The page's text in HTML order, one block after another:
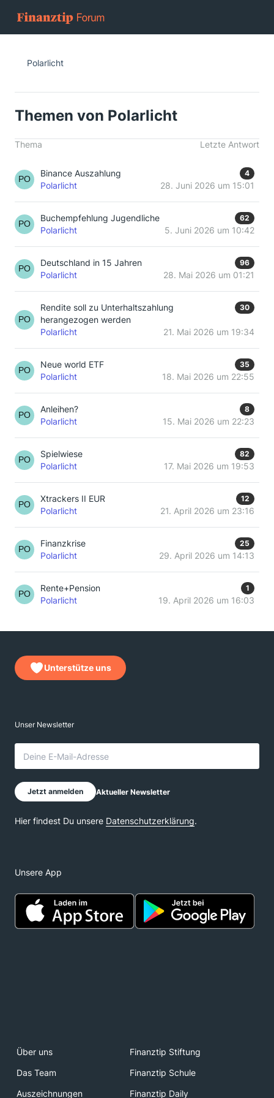
Polarlicht
Themen von Polarlicht
Thema Letzte Antwort
Binance Auszahlung 4
Polarlicht 28. Juni 2026 um 15:01
Buchempfehlung Jugendliche 62
Polarlicht 5. Juni 2026 um 10:42
Deutschland in 15 Jahren 96
Polarlicht 28. Mai 2026 um 01:21
Rendite soll zu Unterhaltszahlung
herangezogen werden
30
Polarlicht 21. Mai 2026 um 19:34
Neue world ETF 35
Polarlicht 18. Mai 2026 um 22:55
Anleihen? 8
Polarlicht 15. Mai 2026 um 22:23
Spielwiese 82
Polarlicht 17. Mai 2026 um 19:53
Xtrackers II EUR 12
Polarlicht 21. April 2026 um 23:16
Finanzkrise 25
Polarlicht 29. April 2026 um 14:13
Rente+Pension 1
Polarlicht 19. April 2026 um 16:03
Unterstütze uns
Unsere App
Über uns
Finanztip Stiftung
Das Team
Finanztip Schule
Auszeichnungen
Finanztip Daily